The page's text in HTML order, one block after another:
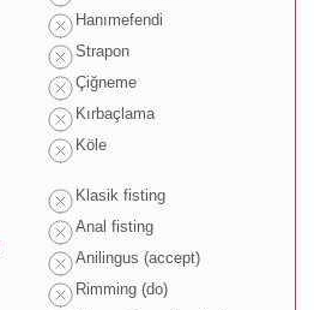
Hanımefendi
Strapon
Çiğneme
Kırbaçlama
Köle
Klasik fisting
Anal fisting
Anilingus (accept)
Rimming (do)